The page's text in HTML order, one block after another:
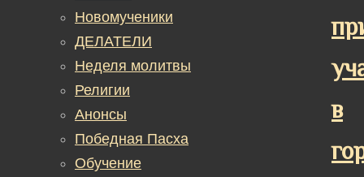
в
Новомученики
ДЕЛАТЕЛИ
Неделя молитвы
Религии
Анонсы
Победная Пасха
Обучение